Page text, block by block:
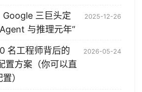
Google 三巨头定
与推理元年”
2025-12-26
名工程师背后的
置方案（你可以直
）
2026-05-24